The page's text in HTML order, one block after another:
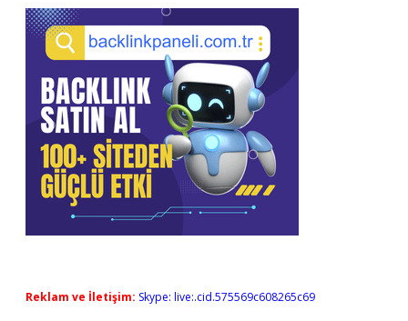
Reklam ve İletişim: Skype: live:.cid.575569c608265c69